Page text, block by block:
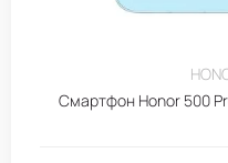
Смартфон Honor 500